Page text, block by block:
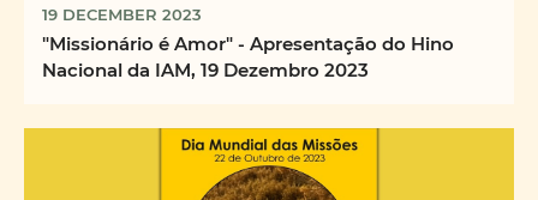
19 DECEMBER 2023
"Missionário é Amor" - Apresentação do Hino
Nacional da IAM, 19 Dezembro 2023